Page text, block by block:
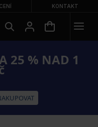
KONTAKT
25 % NAD 1